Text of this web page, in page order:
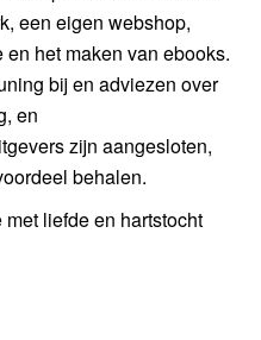
een eigen webshop,
het maken van ebooks.
bij en adviezen over
en
zijn aangesloten,
behalen.
liefde en hartstocht